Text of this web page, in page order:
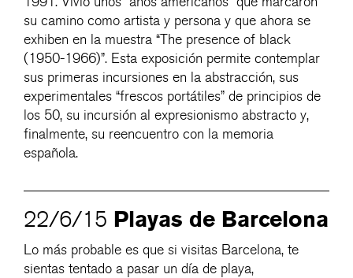
su camino como artista y persona y que ahora se
exhiben en la muestra “The presence of black
(1950-1966)”. Esta exposición permite contemplar
sus primeras incursiones en la abstracción, sus
experimentales “frescos portátiles” de principios de
los 50, su incursión al expresionismo abstracto y,
finalmente, su reencuentro con la memoria
española.
22/6/15 Playas de Barcelona
Lo más probable es que si visitas Barcelona, te
sientas tentado a pasar un día de playa,